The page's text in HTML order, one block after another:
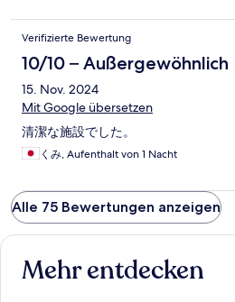
Verifizierte Bewertung
10/10 – Außergewöhnlich
15. Nov. 2024
Mit Google übersetzen
清潔な施設でした。
くみ, Aufenthalt von 1 Nacht
Alle 75 Bewertungen anzeigen
Mehr entdecken